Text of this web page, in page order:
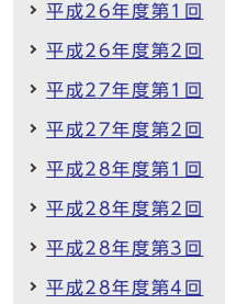
平成26年度第1回
平成26年度第2回
平成27年度第1回
平成27年度第2回
平成28年度第1回
平成28年度第2回
平成28年度第3回
平成28年度第4回